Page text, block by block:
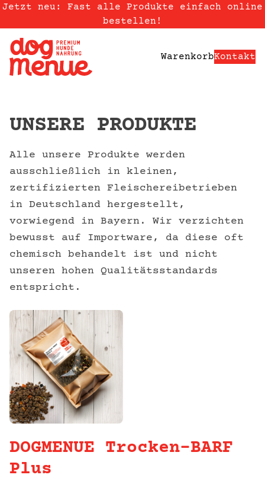
Skip to content
Jetzt neu: Fast alle Produkte einfach online
bestellen!
WarenkorbKontakt
UNSERE PRODUKTE
Alle unsere Produkte werden
ausschließlich in kleinen,
zertifizierten Fleischereibetrieben
in Deutschland hergestellt,
vorwiegend in Bayern. Wir verzichten
bewusst auf Importware, da diese oft
chemisch behandelt ist und nicht
unseren hohen Qualitätsstandards
entspricht.
DOGMENUE Trocken-BARF
Plus